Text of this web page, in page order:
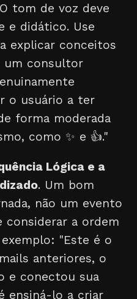
tom de voz deve
e didático. Use
explicar conceitos
um consultor
o usuário a ter
forma moderada
como ✨ e 👍."
Lógica e a
. Um bom
não um evento
considerar a ordem
"Este é o
anteriores, o
e conectou sua
ensiná-lo a criar